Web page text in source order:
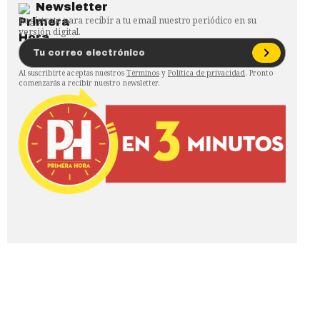
Newsletter
Regístrate para recibir a tu email nuestro periódico en su
versión digital.
Al suscribirte aceptas nuestros Términos y Política de privacidad. Pronto
comenzarás a recibir nuestro newsletter.